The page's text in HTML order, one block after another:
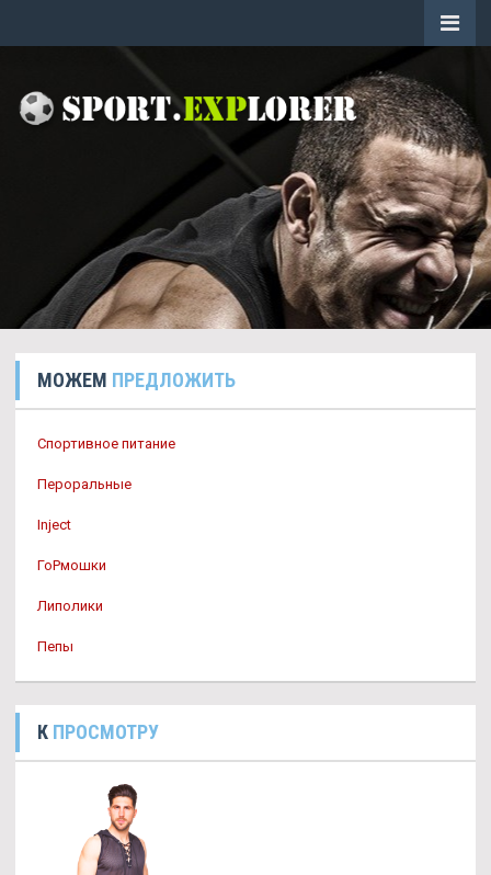
МОЖЕМ ПРЕДЛОЖИТЬ
Спортивное питание
Пероральные
Inject
ГоРмошки
Липолики
Пепы
К ПРОСМОТРУ